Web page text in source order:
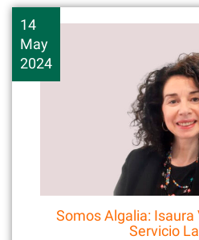
14
May
2024
Somos Algalia: Isaura
Servicio